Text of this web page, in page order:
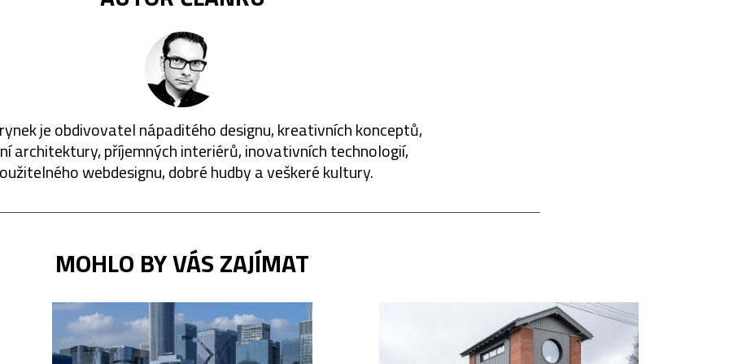
je obdivovatel nápaditého designu, kreativních konceptů,
architektury, příjemných interiérů, inovativních technologií,
webdesignu, dobré hudby a veškeré kultury.
MOHLO BY VÁS ZAJÍMAT